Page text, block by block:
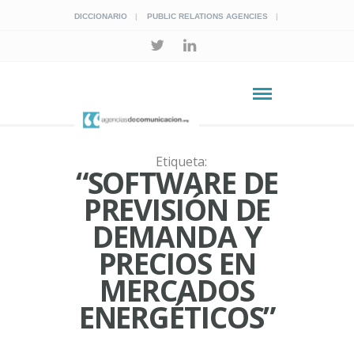
DICCIONARIO PUBLIC RELATIONS AGENCIES
Etiqueta:
“SOFTWARE DE
PREVISIÓN DE
DEMANDA Y
PRECIOS EN
MERCADOS
ENERGÉTICOS”